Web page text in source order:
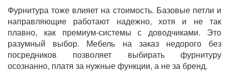
Фурнитура тоже влияет на стоимость. Базовые петли и
направляющие работают надежно, хотя и не так
плавно, как премиум-системы с доводчиками. Это
разумный выбор. Мебель на заказ недорого без
посредников позволяет выбирать фурнитуру
осознанно, платя за нужные функции, а не за бренд.